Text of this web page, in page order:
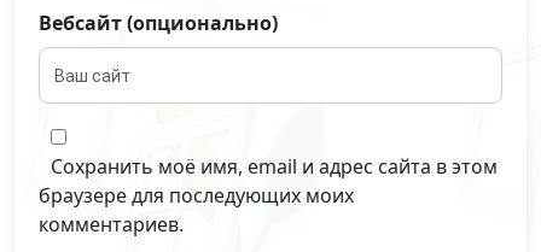
Вебсайт (опционально)
Сохранить моё имя, email и адрес сайта в этом
браузере для последующих моих
комментариев.